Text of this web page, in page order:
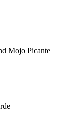
Mojo Picante